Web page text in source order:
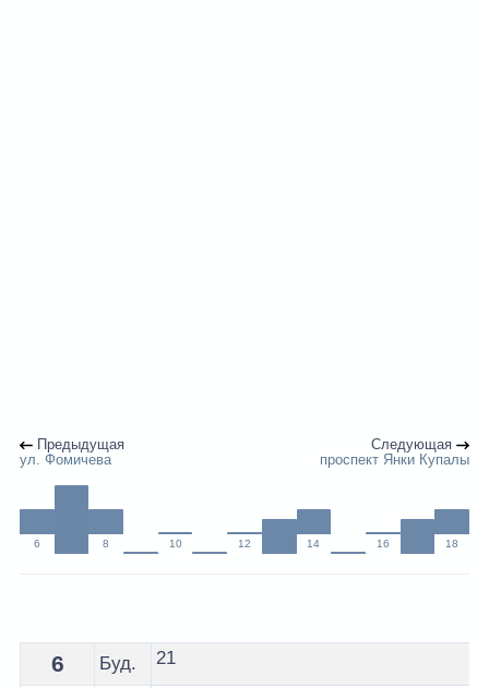
Предыдущая
ул. Фомичева
Следующая
проспект Янки Купалы
6 8 10 12 14 16 18
Расписание 23 автобуса Гродно - остановка
6 Буд. 21